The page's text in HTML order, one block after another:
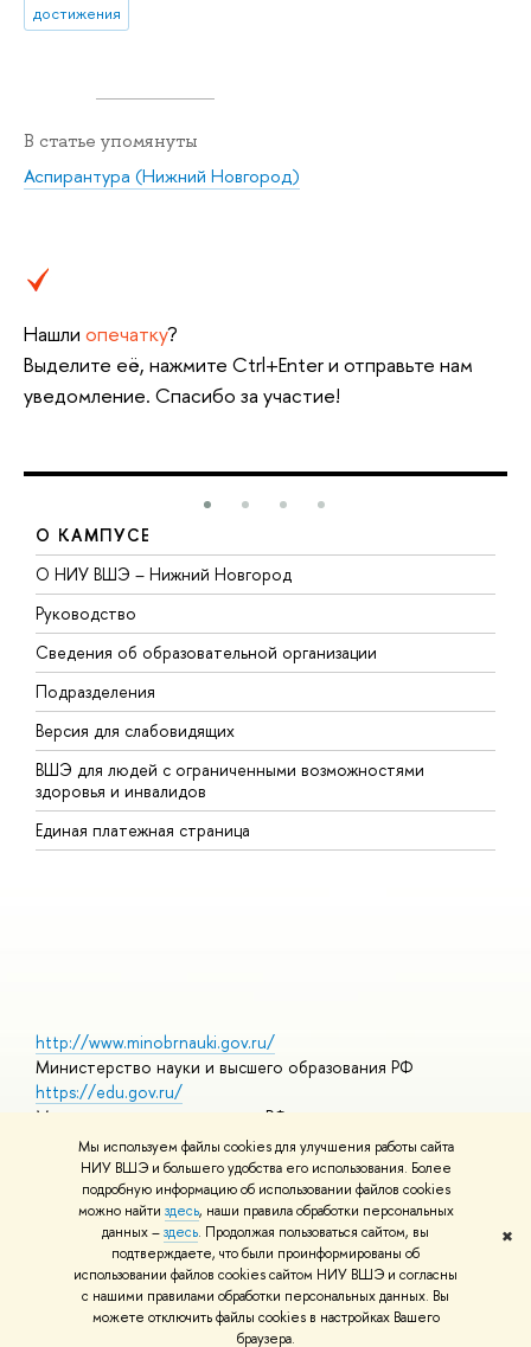
Мы используем файлы cookies для улучшения работы сайта
НИУ ВШЭ и большего удобства его использования. Более
подробную информацию об использовании файлов cookies
можно найти здесь, наши правила обработки персональных
данных –здесь. Продолжая пользоваться сайтом, вы
подтверждаете, что были проинформированы об
использовании файлов cookies сайтом НИУ ВШЭ и согласны
с нашими правилами обработки персональных данных. Вы
можете отключить файлы cookies в настройках Вашего
браузера.
✖
достижения
В статье упомянуты
Аспирантура (Нижний Новгород)
Нашли опечатку?
Выделите её, нажмите Ctrl+Enter и отправьте нам
уведомление. Спасибо за участие!
О КАМПУСЕ
О НИУ ВШЭ – Нижний Новгород
Руководство
Сведения об образовательной организации
Подразделения
Версия для слабовидящих
ВШЭ для людей с ограниченными возможностями
здоровья и инвалидов
Единая платежная страница
http://www.minobrnauki.gov.ru/
Министерство науки и высшего образования РФ
https://edu.gov.ru/
Министерство просвещения РФ
https://elearning.hse.ru/mooc
Массовые открытые онлайн-курсы
© НИУ ВШЭ 1993–2026 Адреса и контактыУсловия
использования материалов Политика конфиденциальности
Шрифты HSE Sans и HSE Slab разработаны вШколе дизайна НИУ